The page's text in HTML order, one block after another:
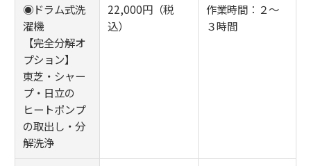
◉ドラム式洗
濯機
【完全分解オ
プション】
東芝・シャー
プ・日立の
ヒートポンプ
の取出し・分
解洗浄
22,000円（税
込）
作業時間：２～
３時間